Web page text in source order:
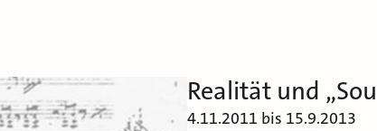
Realität und
4.11.2011 bis 15.9.2013